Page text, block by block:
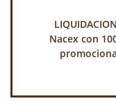
Nacex con